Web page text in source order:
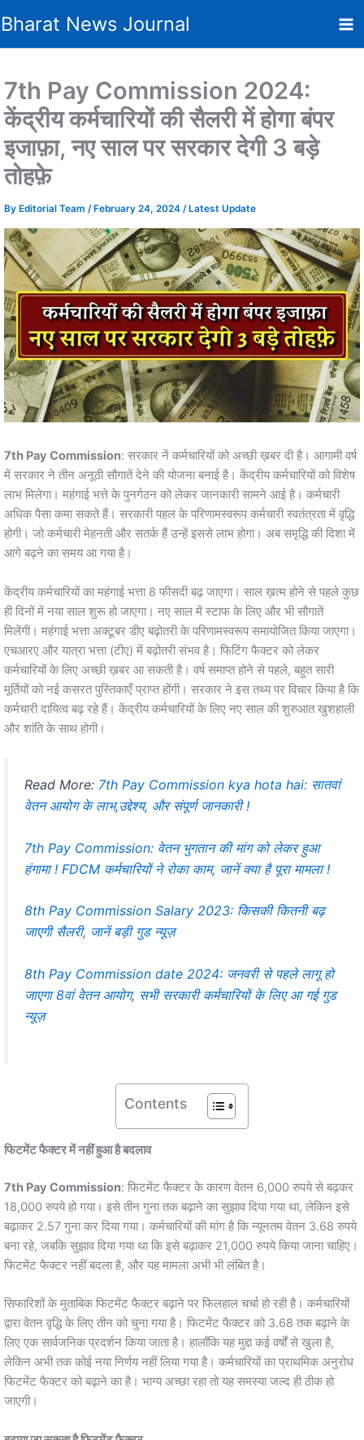
to
content
Bharat News Journal
7th Pay Commission 2024:
केंद्रीय कर्मचारियों की सैलरी में होगा बंपर
इजाफ़ा, नए साल पर सरकार देगी 3 बड़े
तोहफ़े
By Editorial Team / February 24, 2024 / Latest Update
7th Pay Commission: सरकार नें कर्मचारियों को अच्छी ख़बर दी है। आगामी वर्ष
में सरकार ने तीन अनूठी सौगातें देने की योजना बनाई है। केंद्रीय कर्मचारियों को विशेष
लाभ मिलेगा। महंगाई भत्ते के पुनर्गठन को लेकर जानकारी सामने आई है। कर्मचारी
अधिक पैसा कमा सकते हैं। सरकारी पहल के परिणामस्वरूप कर्मचारी स्वतंत्रता में वृद्धि
होगी। जो कर्मचारी मेहनती और सतर्क हैं उन्हें इससे लाभ होगा। अब समृद्धि की दिशा में
आगे बढ़ने का समय आ गया है।
केंद्रीय कर्मचारियों का महंगाई भत्ता 8 फीसदी बढ़ जाएगा। साल ख़त्म होने से पहले कुछ
ही दिनों में नया साल शुरू हो जाएगा। नए साल में स्टाफ के लिए और भी सौगातें
मिलेंगी। महंगाई भत्ता अक्टूबर डीए बढ़ोतरी के परिणामस्वरूप समायोजित किया जाएगा।
एचआरए और यात्रा भत्ता (टीए) में बढ़ोतरी संभव है। फिटिंग फैक्टर को लेकर
कर्मचारियों के लिए अच्छी ख़बर आ सकती है। वर्ष समाप्त होने से पहले, बहुत सारी
मूर्तियों को नई कसरत पुस्तिकाएँ प्राप्त होंगी। सरकार ने इस तथ्य पर विचार किया है कि
कर्मचारी दायित्व बढ़ रहे हैं। केंद्रीय कर्मचारियों के लिए नए साल की शुरुआत खुशहाली
और शांति के साथ होगी।
Read More: 7th Pay Commission kya hota hai: सातवां
वेतन आयोग के लाभ,उद्देश्य, और संपूर्ण जानकारी !
7th Pay Commission: वेतन भुगतान की मांग को लेकर हुआ
हंगामा ! FDCM कर्मचारियों ने रोका काम, जानें क्या है पूरा मामला !
8th Pay Commission Salary 2023: किसकी कितनी बढ़
जाएगी सैलरी, जानें बड़ी गुड न्यूज़
8th Pay Commission date 2024: जनवरी से पहले लागू हो
जाएगा 8वां वेतन आयोग, सभी सरकारी कर्मचारियों के लिए आ गई गुड
न्यूज़
Contents
फिटमेंट फैक्टर में नहीं हुआ है बदलाव
7th Pay Commission: फिटमेंट फैक्टर के कारण वेतन 6,000 रुपये से बढ़कर
18,000 रुपये हो गया। इसे तीन गुना तक बढ़ाने का सुझाव दिया गया था, लेकिन इसे
बढ़ाकर 2.57 गुना कर दिया गया। कर्मचारियों की मांग है कि न्यूनतम वेतन 3.68 रुपये
बना रहे, जबकि सुझाव दिया गया था कि इसे बढ़ाकर 21,000 रुपये किया जाना चाहिए।
फिटमेंट फैक्टर नहीं बदला है, और यह मामला अभी भी लंबित है।
सिफारिशों के मुताबिक फिटमेंट फैक्टर बढ़ाने पर फिलहाल चर्चा हो रही है। कर्मचारियों
द्वारा वेतन वृद्धि के लिए तीन को चुना गया है। फिटमेंट फैक्टर को 3.68 तक बढ़ाने के
लिए एक सार्वजनिक प्रदर्शन किया जाता है। हालाँकि यह मुद्दा कई वर्षों से खुला है,
लेकिन अभी तक कोई नया निर्णय नहीं लिया गया है। कर्मचारियों का प्राथमिक अनुरोध
फिटमेंट फैक्टर को बढ़ाने का है। भाग्य अच्छा रहा तो यह समस्या जल्द ही ठीक हो
जाएगी।